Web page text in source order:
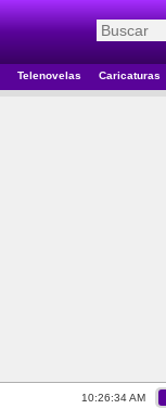
Telenovelas Caricaturas
10:26:35 AM